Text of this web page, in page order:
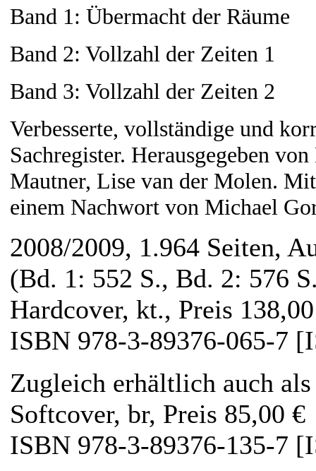
Band 1: Übermacht der Räume
Band 2: Vollzahl der Zeiten 1
Band 3: Vollzahl der Zeiten 2
Verbesserte, vollständige und
Sachregister. Herausgegeben
Mautner, Lise van der Molen.
einem Nachwort von Michael
2008/2009, 1.964 Seiten,
(Bd. 1: 552 S., Bd. 2: 576
Hardcover, kt., Preis
ISBN 978-3-89376-065-7
Zugleich erhältlich auch
Softcover, br, Preis 85,00 €
ISBN 978-3-89376-135-7